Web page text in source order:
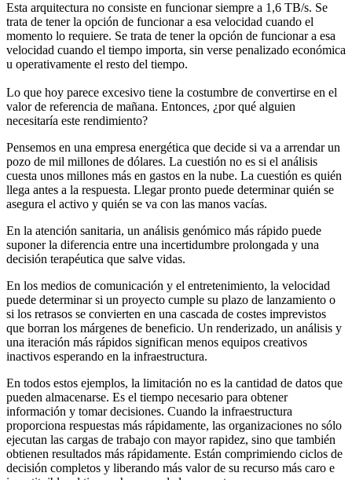
Esta arquitectura no consiste en funcionar siempre a 1,6 TB/s. Se
trata de tener la opción de funcionar a esa velocidad cuando el
momento lo requiere. Se trata de tener la opción de funcionar a esa
velocidad cuando el tiempo importa, sin verse penalizado económica
u operativamente el resto del tiempo.
Lo que hoy parece excesivo tiene la costumbre de convertirse en el
valor de referencia de mañana. Entonces, ¿por qué alguien
necesitaría este rendimiento?
Pensemos en una empresa energética que decide si va a arrendar un
pozo de mil millones de dólares. La cuestión no es si el análisis
cuesta unos millones más en gastos en la nube. La cuestión es quién
llega antes a la respuesta. Llegar pronto puede determinar quién se
asegura el activo y quién se va con las manos vacías.
En la atención sanitaria, un análisis genómico más rápido puede
suponer la diferencia entre una incertidumbre prolongada y una
decisión terapéutica que salve vidas.
En los medios de comunicación y el entretenimiento, la velocidad
puede determinar si un proyecto cumple su plazo de lanzamiento o
si los retrasos se convierten en una cascada de costes imprevistos
que borran los márgenes de beneficio. Un renderizado, un análisis y
una iteración más rápidos significan menos equipos creativos
inactivos esperando en la infraestructura.
En todos estos ejemplos, la limitación no es la cantidad de datos que
pueden almacenarse. Es el tiempo necesario para obtener
información y tomar decisiones. Cuando la infraestructura
proporciona respuestas más rápidamente, las organizaciones no sólo
ejecutan las cargas de trabajo con mayor rapidez, sino que también
obtienen resultados más rápidamente. Están comprimiendo ciclos de
decisión completos y liberando más valor de su recurso más caro e